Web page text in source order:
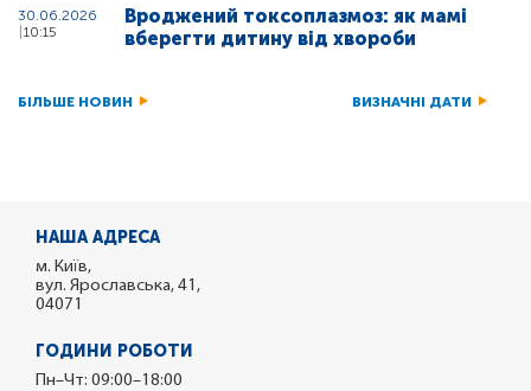
30.06.2026
10:15
Вроджений токсоплазмоз: як мамі
вберегти дитину від хвороби
БІЛЬШЕ НОВИН ВИЗНАЧНІ ДАТИ
НАША АДРЕСА
м. Київ,
вул. Ярославська, 41,
04071
ГОДИНИ РОБОТИ
Пн–Чт: 09:00–18:00